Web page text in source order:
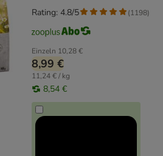
Einzeln 10,28 €
8,99 €
11,24 € / kg
8,54 €
Rating: 4.8/5 (1198)